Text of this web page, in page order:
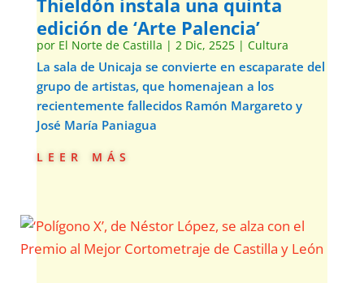
Thieldón instala una quinta
edición de ‘Arte Palencia’
por El Norte de Castilla | 2 Dic, 2525| Cultura
La sala de Unicaja se convierte en escaparate del
grupo de artistas, que homenajean a los
recientemente fallecidos Ramón Margareto y
José María Paniagua
leer más